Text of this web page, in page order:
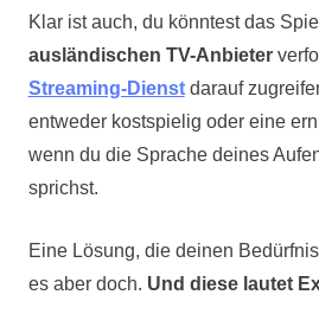
Klar ist auch, du könntest das
ausländischen TV-Anbieter
Streaming-Dienstdarauf
entweder kostspielig oder eine
wenn du die Sprache deines
sprichst.
Eine Lösung, die deinen
es aber doch. Und diese lautet